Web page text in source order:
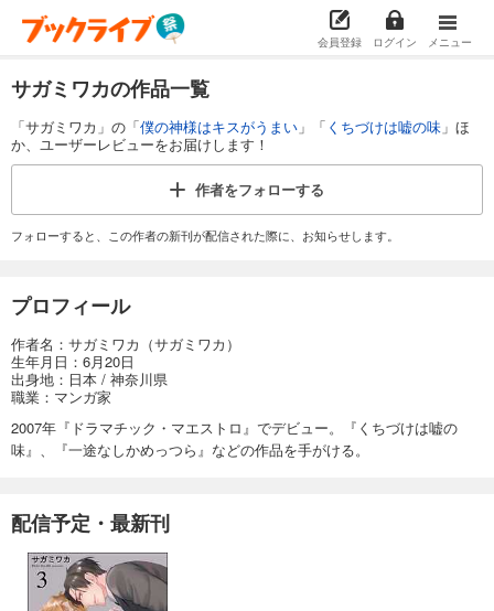
会員登録 ログイン メニュー
サガミワカの作品一覧
「サガミワカ」の「僕の神様はキスがうまい 」「 くちづけは嘘の味 」ほ
か、ユーザーレビューをお届けします！
作者をフォローする
フォローすると、この作者の新刊が配信された際に、お知らせします。
プロフィール
作者名：サガミワカ（サガミワカ）
生年月日：6月20日
出身地：日本 / 神奈川県
職業：マンガ家
2007年『ドラマチック・マエストロ』でデビュー。『くちづけは嘘の
味』、『一途なしかめっつら』などの作品を手がける。
配信予定・最新刊